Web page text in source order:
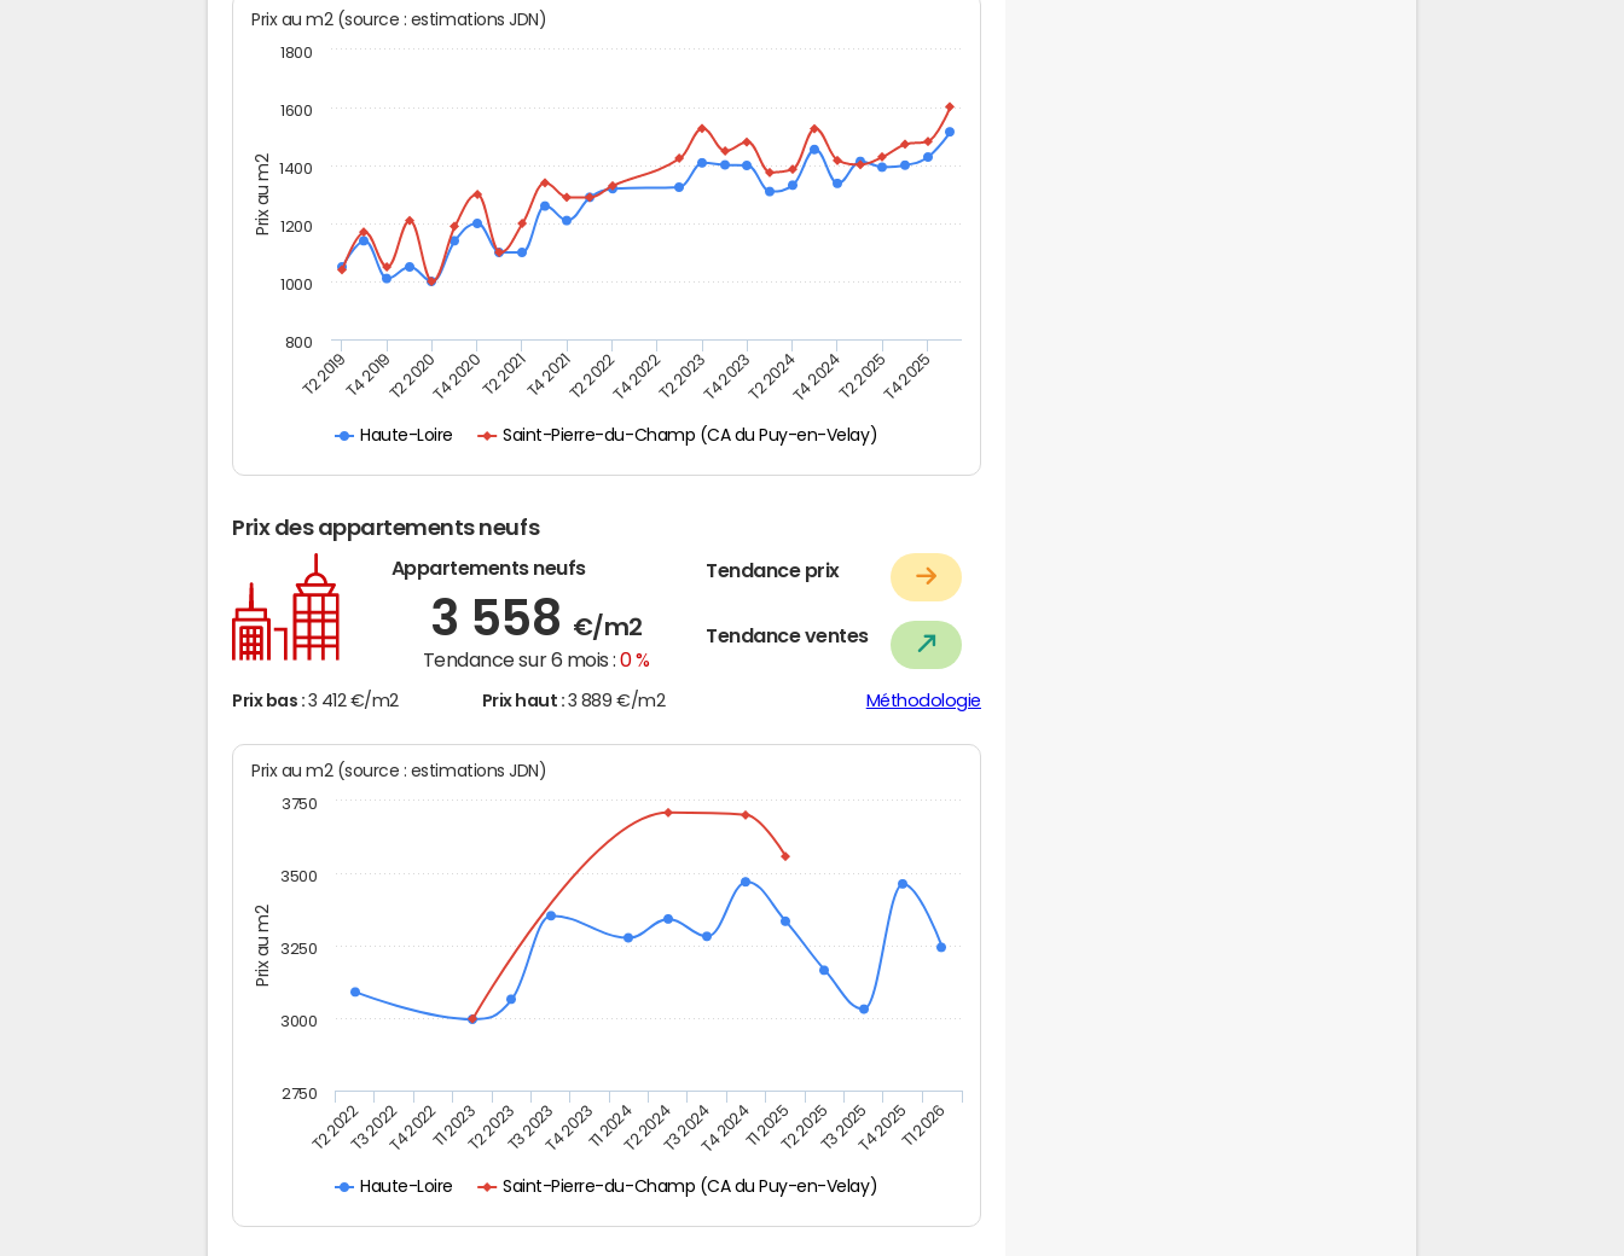
Prix au m2
Prix au m2 (source : estimations JDN)
Haute-Loire Saint-Pierre-du-Champ (CA du Puy-en-Velay)
T2 2019T4 2019T2 2020T4 2020T2 2021T4 2021T2 2022T4 2022T2 2023T4 2023T2 2024T4 2024T2 2025T4 2025
800
1000
1200
1400
1600
1800
Prix des appartements neufs
Appartements neufs
3 558 €/m2
Tendance sur 6 mois :0 %
Tendance prix
Tendance ventes
Prix bas : 3 412 €/m2 Prix haut : 3 889 €/m2 Méthodologie
Prix au m2
Prix au m2 (source : estimations JDN)
Haute-Loire Saint-Pierre-du-Champ (CA du Puy-en-Velay)
T2 2022T3 2022T4 2022T1 2023T2 2023T3 2023T4 2023T1 2024T2 2024T3 2024T4 2024T1 2025T2 2025T3 2025T4 2025T1 2026
3000
2750
3250
3500
3750